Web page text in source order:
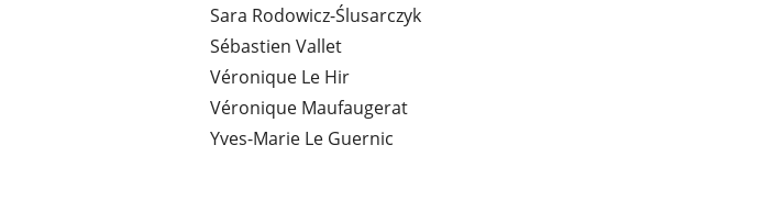
Sara Rodowicz-Ślusarczyk
Sébastien Vallet
Véronique Le Hir
Véronique Maufaugerat
Yves-Marie Le Guernic